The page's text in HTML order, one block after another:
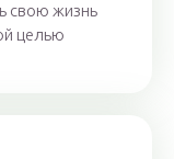
свою жизнь
целью